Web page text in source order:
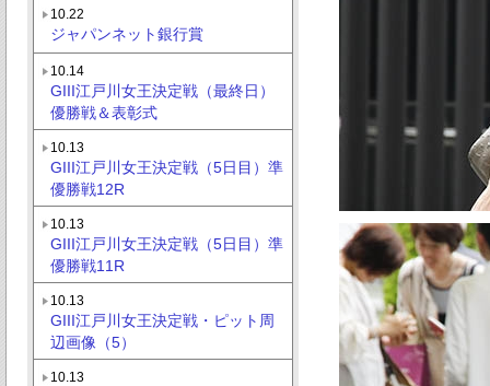
10.22
ジャパンネット銀行賞
10.14
GIII江戸川女王決定戦（最終日）
優勝戦＆表彰式
10.13
GIII江戸川女王決定戦（5日目）準
優勝戦12R
10.13
GIII江戸川女王決定戦（5日目）準
優勝戦11R
10.13
GIII江戸川女王決定戦・ピット周
辺画像（5）
10.13